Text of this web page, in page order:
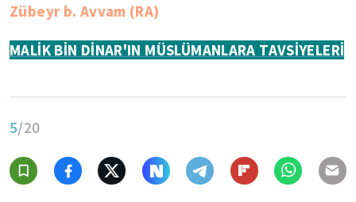
Zübeyr b. Avvam (RA)
MALİK BİN DİNAR'IN MÜSLÜMANLARA TAVSİYELERİ
5/20